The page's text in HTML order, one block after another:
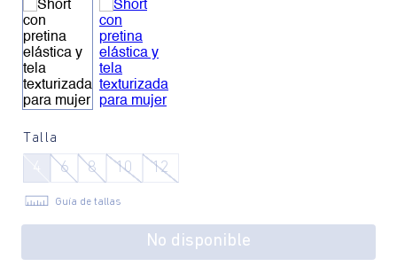
Talla
6 8 10 12
Guía de tallas
No disponible